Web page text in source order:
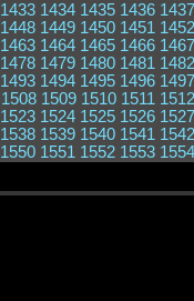
1433 1434 1435 1436 1437
1448 1449 1450 1451 1452
1463 1464 1465 1466 1467
1478 1479 1480 1481 1482
1493 1494 1495 1496 1497
1508 1509 1510 1511 1512
1523 1524 1525 1526 1527
1538 1539 1540 1541 1542
1550 1551 1552 1553 1554